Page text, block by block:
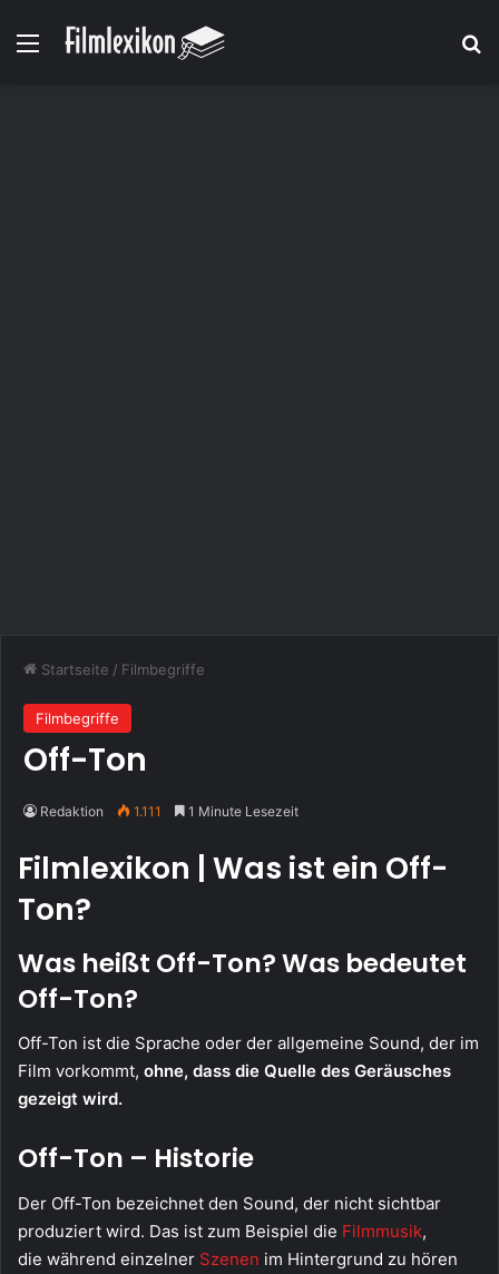
Menü
Startseite / Filmbegriffe
Filmbegriffe
Off-Ton
Redaktion 1.111 1 Minute Lesezeit
Filmlexikon | Was ist ein Off-
Ton?
Was heißt Off-Ton? Was bedeutet
Off-Ton?
Off-Ton ist die Sprache oder der allgemeine Sound, der im
Film vorkommt, ohne, dass die Quelle des Geräusches
gezeigt wird.
Off-Ton – Historie
Der Off-Ton bezeichnet den Sound, der nicht sichtbar
produziert wird. Das ist zum Beispiel die Filmmusik,
die während einzelner Szenen im Hintergrund zu hören